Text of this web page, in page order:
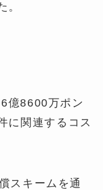
。
億8600万ポン
に関連するコス
スキームを通